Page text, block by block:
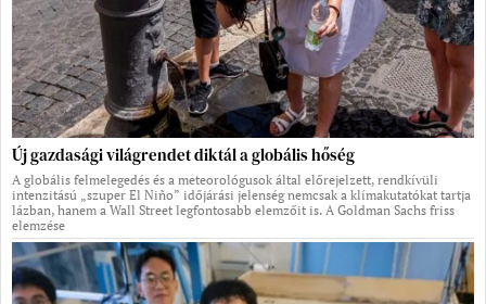
Új gazdasági világrendet diktál a globális hőség
A globális felmelegedés és a meteorológusok által előrejelzett, rendkívüli
intenzitású „szuper El Niño” időjárási jelenség nemcsak a klímakutatókat tartja
lázban, hanem a Wall Street legfontosabb elemzőit is. A Goldman Sachs friss
elemzése